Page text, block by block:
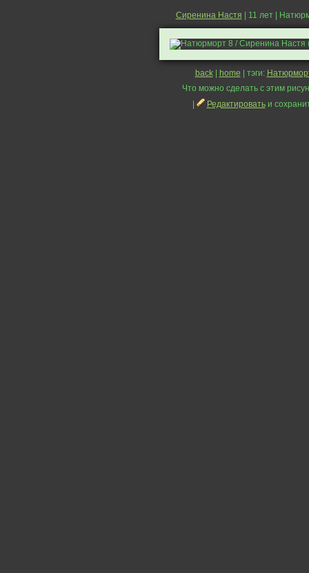
Сиренина Настя | 11 лет |
back| home | тэги:
Что можно сделать с этим
Редактироватьи